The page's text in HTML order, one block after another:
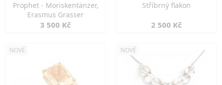
Prophet - Moriskentänzer,
Erasmus Grasser
3 500 Kč
Stříbrný flakon
2 500 Kč
NOVÉ NOVÉ